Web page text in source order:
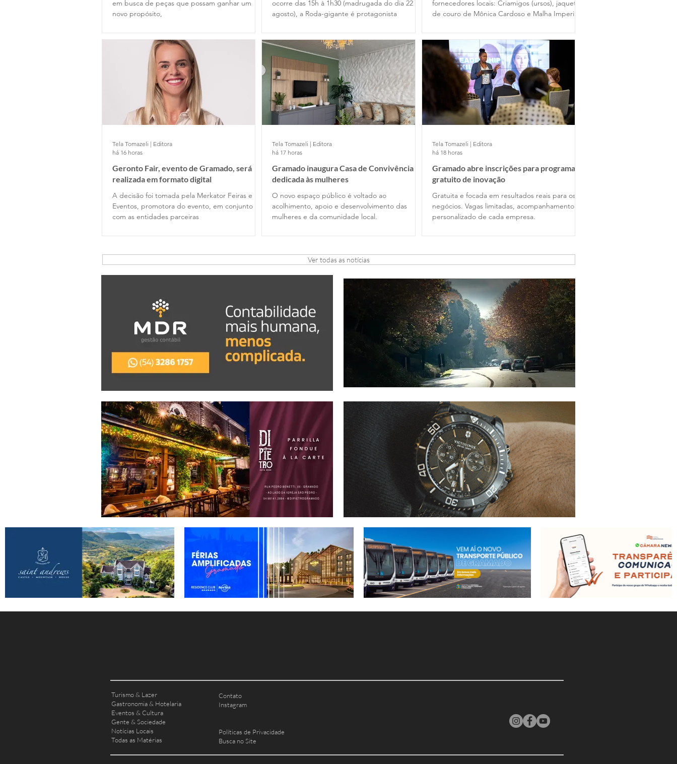
em busca de peças que possam ganhar um
novo propósito,
ocorre das 15h à 1h30 (madrugada do dia 22 de
agosto), a Roda-gigante é protagonista
fornecedores locais: Criamigos (ursos), jaquetas
de couro de Mônica Cardoso e Malha Imperial
Geronto Fair, evento de Gramado, será
realizada em formato digital
A decisão foi tomada pela Merkator Feiras e
Eventos, promotora do evento, em conjunto
com as entidades parceiras
Tela Tomazeli | Editora
há 16 horas
Gramado inaugura Casa de Convivência
dedicada às mulheres
O novo espaço público é voltado ao
acolhimento, apoio e desenvolvimento das
mulheres e da comunidade local.
Tela Tomazeli | Editora
há 17 horas
Gramado abre inscrições para programa
gratuito de inovação
Gratuita e focada em resultados reais para os
negócios. Vagas limitadas, acompanhamento
personalizado de cada empresa.
Tela Tomazeli | Editora
há 18 horas
Ver todas as notícias
Contato
Instagram
Políticas de Privacidade
Busca no Site
Turismo & Lazer
Gastronomia & Hotelaria
Eventos & Cultura
Gente & Sociedade
Notícias Locais
Todas as Matérias